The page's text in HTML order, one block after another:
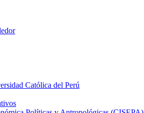
Católica del Perú